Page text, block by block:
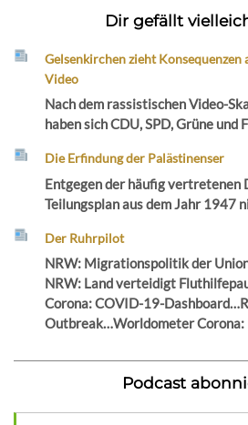
Dir gefällt
Gelsenkirchen zieht Konsequenzen
Video
Nach dem rassistischen Video-
haben sich CDU, SPD, Grüne und
Die Erfindung der Palästinenser
Entgegen der häufig vertretenen
Teilungsplan aus dem Jahr 1947
Der Ruhrpilot
NRW: Migrationspolitik der Union
NRW: Land verteidigt
Corona: COVID-19-
Outbreak…Worldometer
Podcast